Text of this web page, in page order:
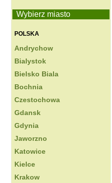
Wybierz miasto
POLSKA
Andrychow
Bialystok
Bielsko Biala
Bochnia
Czestochowa
Gdansk
Gdynia
Jaworzno
Katowice
Kielce
Krakow